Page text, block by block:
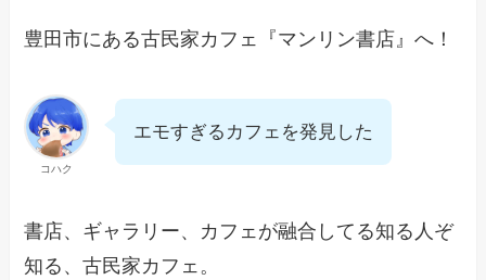
豊田市にある古民家カフェ『マンリン書店』へ！
コハク
エモすぎるカフェを発見した
書店、ギャラリー、カフェが融合してる知る人ぞ
知る、古民家カフェ。